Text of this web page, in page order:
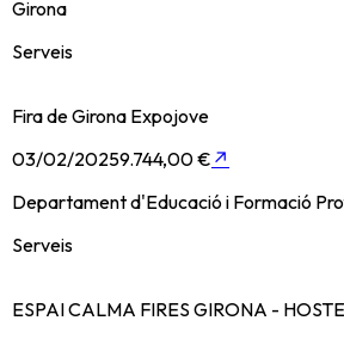
Girona
Serveis
Fira de Girona Expojove
03/02/20259.744,00 € ↗
Departament d'Educació i Formació
Serveis
ESPAI CALMA FIRES GIRONA -